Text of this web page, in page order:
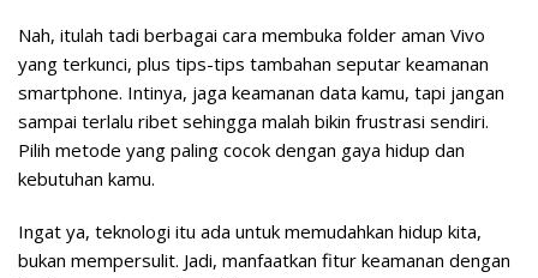
Nah, itulah tadi berbagai cara membuka folder aman Vivo
yang terkunci, plus tips-tips tambahan seputar keamanan
smartphone. Intinya, jaga keamanan data kamu, tapi jangan
sampai terlalu ribet sehingga malah bikin frustrasi sendiri.
Pilih metode yang paling cocok dengan gaya hidup dan
kebutuhan kamu.
Ingat ya, teknologi itu ada untuk memudahkan hidup kita,
bukan mempersulit. Jadi, manfaatkan fitur keamanan dengan